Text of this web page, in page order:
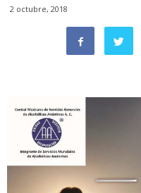
2 octubre, 2018